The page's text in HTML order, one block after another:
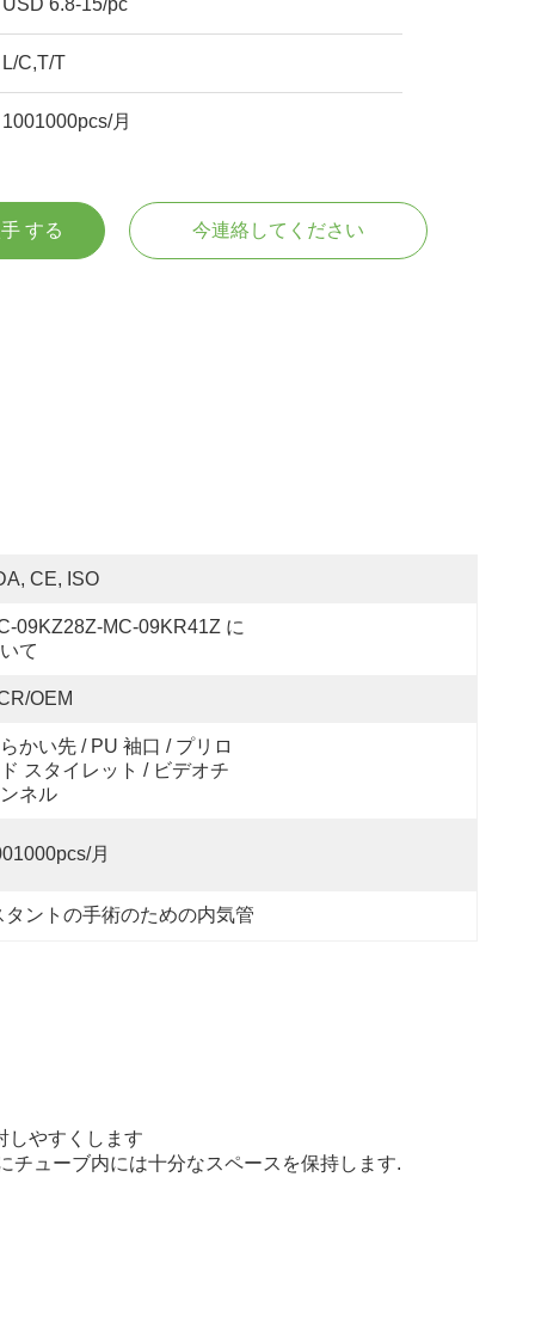
USD 6.8-15/pc
L/C,T/T
1001000pcs/月
する 今連絡してください
CE, ISO
09KZ28Z-MC-09KR41Z に
て
OEM
かい先 / PU 袖口 / プリロ
スタイレット / ビデオチ
ネル
月
タントの手術のための内気管
しやすくします
チューブ内には十分なスペースを保持します.